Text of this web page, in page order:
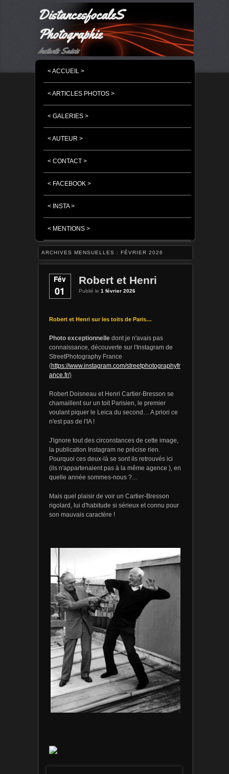
DistancesfocaleS
Photographie
Instants Saisis
MASQUER LA NAVIGATION PRINCIPALE
MASQUER LA NAVIGATION SECONDAIRE
< ACCUEIL >
< ARTICLES PHOTOS >
< GALERIES >
< AUTEUR >
< CONTACT >
< FACEBOOK >
< INSTA >
< MENTIONS >
ARCHIVES MENSUELLES : FÉVRIER 2026
Fév
01
Robert et Henri
Publié le 1 février 2026
Robert et Henri sur les toits de Paris…
Photo exceptionnelledont je n'avais pas
connaissance, découverte sur l'Instagram de
StreetPhotography France
(https://www.instagram.com/streetphotographyfr
ance.fr/)
Robert Doisneau et Henri Cartier-Bresson se
chamaillent sur un toit Parisien, le premier
voulant piquer le Leica du second… A priori ce
n'est pas de l'IA !
J'ignore tout des circonstances de cette image,
la publication Instagram ne précise rien.
Pourquoi ces deux-là se sont ils retrouvés ici
(ils n'appartenaient pas à la même agence ), en
quelle année sommes-nous ?…
Mais quel plaisir de voir un Cartier-Bresson
rigolard, lui d'habitude si sérieux et connu pour
son mauvais caractère !